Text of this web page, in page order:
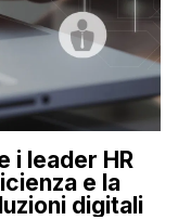
i leader HR
e la
digitali